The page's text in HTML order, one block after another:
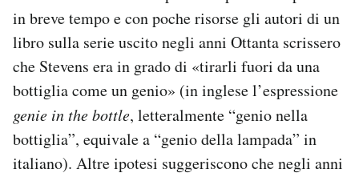
in breve tempo e con poche risorse gli autori di un
libro sulla serie uscito negli anni Ottanta scrissero
che Stevens era in grado di «tirarli fuori da una
bottiglia come un genio» (in inglese l’espressione
genie in the bottle, letteralmente “genio nella
bottiglia”, equivale a “genio della lampada” in
italiano). Altre ipotesi suggeriscono che negli anni